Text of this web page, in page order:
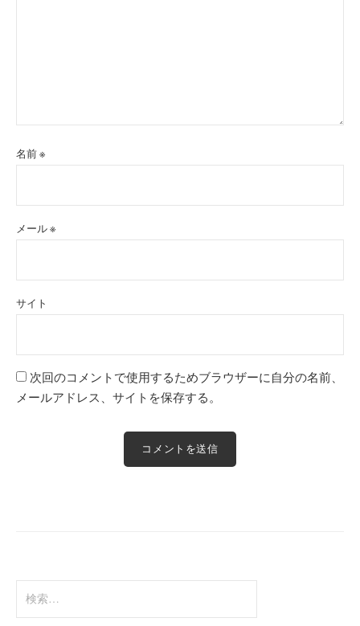
名前※
メール※
サイト
次回のコメントで使用するためブラウザーに自分の名前、
メールアドレス、サイトを保存する。
索: